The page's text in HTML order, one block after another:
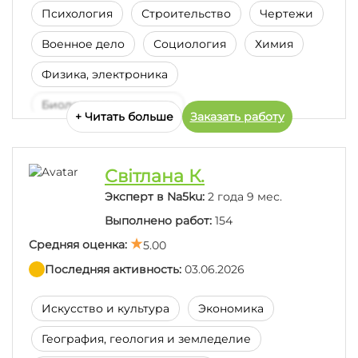
Дуже вдячна за якісну та швидку роботу . Без
турбот без зайвих питань і вчасно . Саме те що
треба , дякую.:)
Швидко, все по темі, те як треба, чудова робота, і
швидка включенність в роботу. По обсягу і
оформленню майже не було ніяких питань
Переглянула курсову, все добре, дякую велике!
Психология Строительство Чертежи
Военное дело Социология Химия
Физика, электроника
Биология и медицина
Программирование Статистика и тервер
Иностранные языки Бухгалтерский учет
Производство, промышленность
Менеджмент-Маркетинг
✓ Диплом проверен ✓ Прошел собеседование
Исполнитель о себе:
Маю дві вищі освіти та значний досвід у написанні
+ Читать больше Заказать работу
Cвітлана К.
Эксперт в Na5ku: 2 года 9 мес.
Выполнено работ: 154
Средняя оценка:
5.00
Последняя активность: 03.06.2026
Искусство и культура Экономика
География, геология и земледелие